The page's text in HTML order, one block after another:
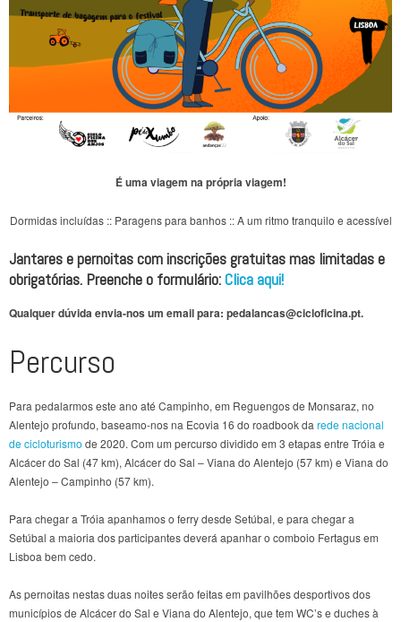
É uma viagem na própria viagem!
Dormidas incluídas :: Paragens para banhos :: A um ritmo tranquilo e acessível
Jantares e pernoitas com inscrições gratuitas mas limitadas e
obrigatórias. Preenche o formulário:Clica aqui!
Qualquer dúvida envia-nos um email para: pedalancas@cicloficina.pt.
Percurso
Para pedalarmos este ano até Campinho, em Reguengos de Monsaraz, no
Alentejo profundo, baseamo-nos na Ecovia 16 do roadbook da rede nacional
de cicloturismo de 2020. Com um percurso dividido em 3 etapas entre Tróia e
Alcácer do Sal (47 km), Alcácer do Sal – Viana do Alentejo (57 km) e Viana do
Alentejo – Campinho (57 km).
Para chegar a Tróia apanhamos o ferry desde Setúbal, e para chegar a
Setúbal a maioria dos participantes deverá apanhar o comboio Fertagus em
Lisboa bem cedo.
As pernoitas nestas duas noites serão feitas em pavilhões desportivos dos
municípios de Alcácer do Sal e Viana do Alentejo, que tem WC’s e duches à